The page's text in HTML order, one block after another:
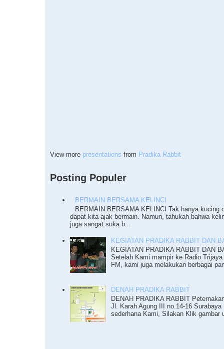
View more presentations from Pradika Rabbit
Posting Populer
BERMAIN BERSAMA KELINCI
BERMAIN BERSAMA KELINCI Tak hanya kucing
dapat kita ajak bermain. Namun, tahukah bahwa
juga sangat suka b...
KEGIATAN PRADIKA RABBIT DAN
KEGIATAN PRADIKA RABBIT DAN
Setelah Kami mampir ke Radio
FM, kami juga melakukan berbagai
DENAH PRADIKA RABBIT
DENAH PRADIKA RABBIT
Jl. Karah Agung III no.14-16 Surabaya
sederhana Kami, Silakan Klik gambar